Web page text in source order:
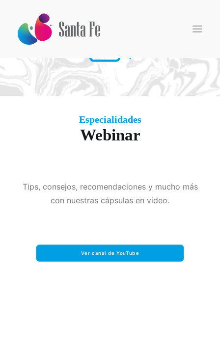
Centro de Investigación
Facebook
Especialidades
Webinar
Tips, consejos, recomendaciones y mucho más
con nuestras cápsulas en video.
Ver canal de YouTube